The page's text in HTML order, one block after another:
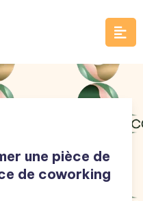
une pièce de
de coworking